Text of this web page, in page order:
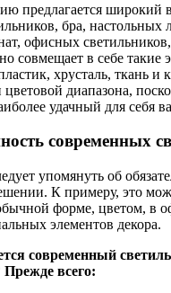
предлагается широкий
бра, настольных
офисных
совмещает в себе такие
хрусталь, ткань и
цветовой диапазона,
удачный для себя
современных
упомянуть об
К примеру, это
форме, цветом, в
элементов декора.
современный
Прежде всего: